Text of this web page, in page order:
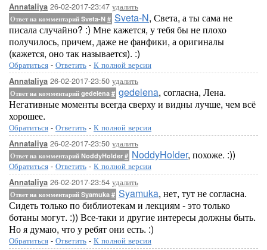
Annataliya 26-02-2017-23:47 удалить
Ответ на комментарий Sveta-N # Sveta-N, Света, а ты сама не
писала случайно? :) Мне кажется, у тебя бы не плохо
получилось, причем, даже не фанфики, а оригиналы
(кажется, оно так называется). :)
Обратиться - Ответить - К полной версии
Annataliya 26-02-2017-23:50 удалить
Ответ на комментарий gedelena # gedelena, согласна, Лена.
Негативные моменты всегда сверху и видны лучше, чем всё
хорошее.
Обратиться - Ответить - К полной версии
Annataliya 26-02-2017-23:50 удалить
Ответ на комментарий NoddyHolder # NoddyHolder, похоже. :))
Обратиться - Ответить - К полной версии
Annataliya 26-02-2017-23:54 удалить
Ответ на комментарий Syamuka # Syamuka, нет, тут не согласна.
Сидеть только по библиотекам и лекциям - это только
ботаны могут. :)) Все-таки и другие интересы должны быть.
Но я думаю, что у ребят они есть. :)
Обратиться - Ответить - К полной версии